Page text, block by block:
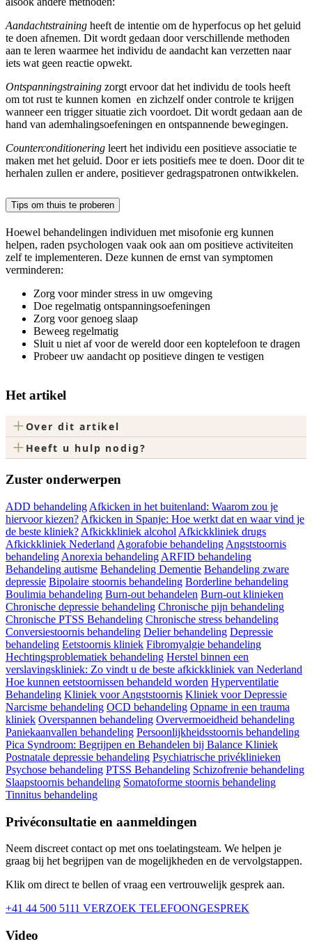
Aandachtstraining heeft de intentie om de hyperfocus op het geluid
te doen afnemen. Dit wordt gedaan door verschillende methoden
aan te leren waarmee het individu de aandacht kan verzetten naar
iets wat geen reactie opwekt.
Ontspanningstraining zorgt ervoor dat het individu de tools heeft
om tot rust te kunnen komen en zichzelf onder controle te krijgen
wanneer een trigger situatie zich voordoet. Dit wordt gedaan aan de
hand van ademhalingsoefeningen en ontspannende bewegingen.
Counterconditionering leert het individu een positieve associatie te
maken met het geluid. Door er iets positiefs mee te doen. Door dit te
herhalen zullen er andere, positiever gedragspatronen ontwikkelen.
Tips om thuis te proberen
Hoewel behandelingen individuen met misofonie erg kunnen
helpen, raden psychologen vaak ook aan om positieve activiteiten
zelf te implementeren. Deze kunnen de ernst van symptomen
verminderen:
Zorg voor minder stress in uw omgeving
Doe regelmatig ontspanningsoefeningen
Zorg voor genoeg slaap
Beweeg regelmatig
Sluit u niet af voor de wereld door een koptelefoon te dragen
Probeer uw aandacht op positieve dingen te vestigen
Het artikel
+Over dit artikel
+ Heeft u hulp nodig?
Zuster onderwerpen
ADD behandeling Afkicken in het buitenland: Waarom zou je
hiervoor kiezen? Afkicken in Spanje: Hoe werkt dat en waar vind je
de beste kliniek? Afkickkliniek alcohol Afkickkliniek drugs
Afkickkliniek Nederland Agorafobie behandeling Angststoornis
behandeling Anorexia behandeling ARFID behandeling
Behandeling autisme Behandeling Dementie Behandeling zware
depressie Bipolaire stoornis behandeling Borderline behandeling
Boulimia behandeling Burn-out behandelen Burn-out klinieken
Chronische depressie behandeling Chronische pijn behandeling
Chronische PTSS Behandeling Chronische stress behandeling
Conversiestoornis behandeling Delier behandeling Depressie
behandeling Eetstoornis kliniek Fibromyalgie behandeling
Hechtingsproblematiek behandeling Herstel binnen een
verslavingskliniek: Zo vindt u de beste afkickkliniek van Nederland
Hoe kunnen eetstoornissen behandeld worden Hyperventilatie
Behandeling Kliniek voor Angststoornis Kliniek voor Depressie
Narcisme behandeling OCD behandeling Opname in een trauma
kliniek Overspannen behandeling Oververmoeidheid behandeling
Paniekaanvallen behandeling Persoonlijkheidsstoornis behandeling
Pica Syndroom: Begrijpen en Behandelen bij Balance Kliniek
Postnatale depressie behandeling Psychiatrische privéklinieken
Psychose behandeling PTSS Behandeling Schizofrenie behandeling
Slaapstoornis behandeling Somatoforme stoornis behandeling
Tinnitus behandeling
Privéconsultatie en aanmeldingen
Neem discreet contact op met ons toelatingsteam. We helpen je
graag bij het begrijpen van de mogelijkheden en de vervolgstappen.
Klik om direct te bellen of vraag een vertrouwelijk gesprek aan.
+41 44 500 5111 VERZOEK TELEFOONGESPREK
Video